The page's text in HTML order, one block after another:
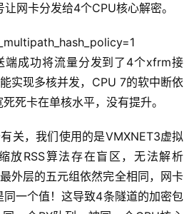
网卡分发给4个CPU核心解密。
端成功将流量分发到了4个xfrm接
实现多核并发，CPU 7的软中断依
死卡在单核水平，没有提升。
关，我们使用的是VMXNET3虚拟
放RSS算法存在盲区，无法解析
外层的五元组依然完全相同，网卡
一个值！这导致4条隧道的加密包